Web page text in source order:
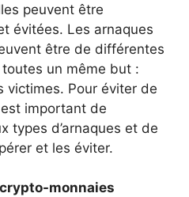
peuvent être
évitées. Les arnaques
être de différentes
un même but :
victimes. Pour éviter de
important de
types d’arnaques et de
et les éviter.
monnaies